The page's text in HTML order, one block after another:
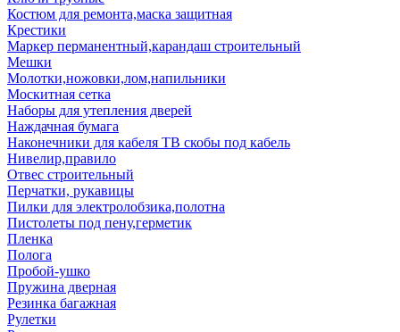
Костюм для ремонта,маска защитная
Крестики
Маркер перманентный,карандаш строительный
Мешки
Молотки,ножовки,лом,напильники
Москитная сетка
Наборы для утепления дверей
Наждачная бумага
Наконечники для кабеля ТВ скобы под кабель
Нивелир,правило
Отвес строительный
Перчатки, рукавицы
Пилки для электролобзика,полотна
Пистолеты под пену,герметик
Пленка
Полога
Пробой-ушко
Пружина дверная
Резинка багажная
Рулетки